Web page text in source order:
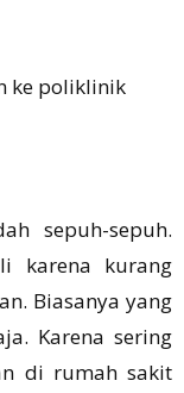
ke poliklinik
sepuh-sepuh.
karena kurang
Biasanya yang
Karena sering
di rumah sakit